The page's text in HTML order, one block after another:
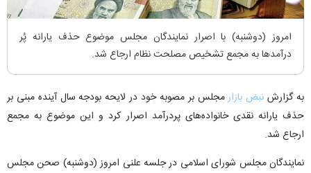
امروز (دوشنبه) با اصرار نمایندگان مجلس موضوع حذف یارانه پُر
درآمد‌ها به مجمع تشخیص مصلحت نظام ارجاع شد.
به گزارش نبض بازارمجلس بر مصوبه خود در لایحه بودجه سال آینده مبنی بر
حذف یارانه نقدی خانواده‌های پردرآمد اصرار کرد و این موضوع به مجمع
ارجاع شد.
نمایندگان مجلس شورای اسلامی در جلسه علنی امروز (دوشنبه) صحن مجلس